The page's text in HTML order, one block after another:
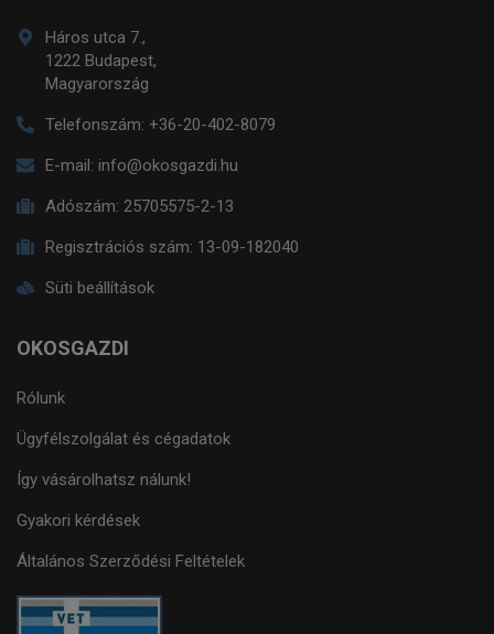
Háros utca 7.,
1222 Budapest,
Magyarország
Telefonszám: +36-20-402-8079
E-mail: info@okosgazdi.hu
Adószám: 25705575-2-13
Regisztrációs szám: 13-09-182040
Süti beállítások
OKOSGAZDI
Rólunk
Ügyfélszolgálat és cégadatok
Így vásárolhatsz nálunk!
Gyakori kérdések
Általános Szerződési Feltételek